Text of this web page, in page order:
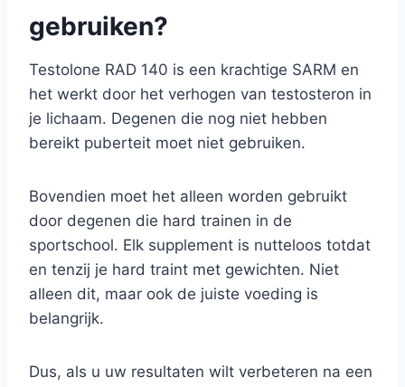
gebruiken?
Testolone RAD 140 is een krachtige SARM en
het werkt door het verhogen van testosteron in
je lichaam. Degenen die nog niet hebben
bereikt puberteit moet niet gebruiken.
Bovendien moet het alleen worden gebruikt
door degenen die hard trainen in de
sportschool. Elk supplement is nutteloos totdat
en tenzij je hard traint met gewichten. Niet
alleen dit, maar ook de juiste voeding is
belangrijk.
Dus, als u uw resultaten wilt verbeteren na een